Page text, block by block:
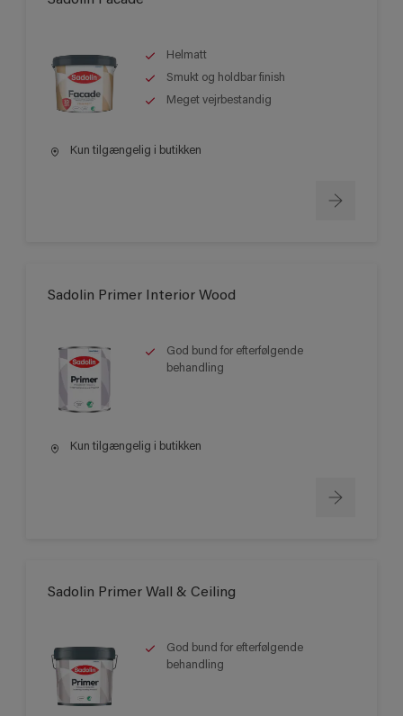
Helmatt
Smukt og holdbar finish
Meget vejrbestandig
Kun tilgængelig i butikken
Sadolin Primer Interior Wood
God bund for efterfølgende
behandling
Kun tilgængelig i butikken
Sadolin Primer Wall & Ceiling
God bund for efterfølgende
behandling